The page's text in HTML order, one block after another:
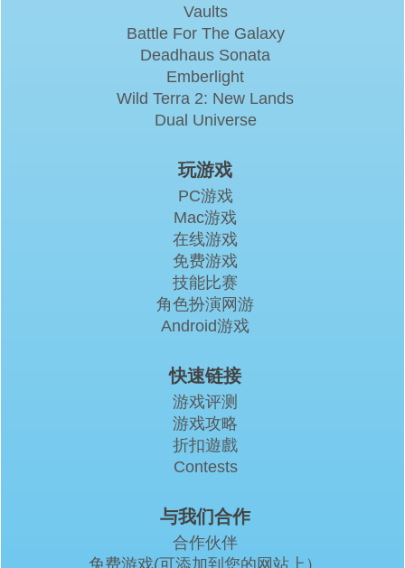
Vaults
Battle For The Galaxy
Deadhaus Sonata
Emberlight
Wild Terra 2: New Lands
Dual Universe
玩游戏
PC游戏
Mac游戏
在线游戏
免费游戏
技能比赛
角色扮演网游
Android游戏
快速链接
游戏评测
游戏攻略
折扣遊戲
Contests
与我们合作
合作伙伴
免费游戏(可添加到您的网站上）